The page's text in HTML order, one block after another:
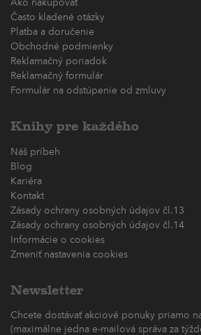
Ako nakupovať
Často kladené otázky
Platba a doručenie
Obchodné podmienky
Reklamačný poriadok
Reklamačný formulár
Formulár na odstúpenie od zmluvy
Knihy pre každého
Náš príbeh
Blog
Kariéra
Kontakt
Zásady ochrany osobných údajov čl.13
Zásady ochrany osobných údajov čl.14
Informácie o cookies
Zmeniť nastavenia cookies
Newsletter
Chcete dostávať akciové ponuky priamo
(maximálne jedna e-mailová správa za